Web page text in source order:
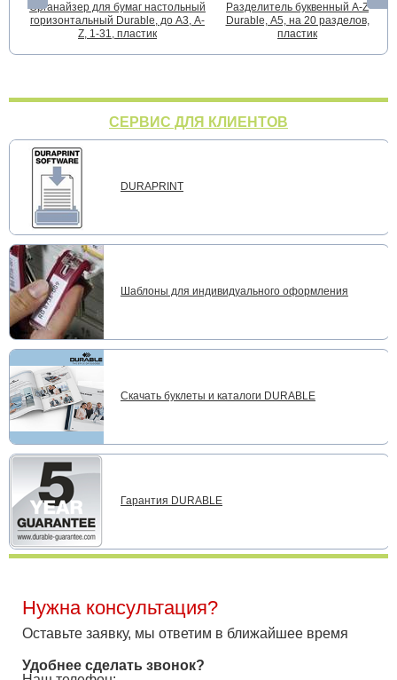
Органайзер для бумаг настольный
горизонтальный Durable, до А3, A-
Z, 1-31, пластик
Разделитель буквенный A-Z
Durable, А5, на 20 разделов,
пластик
СЕРВИС ДЛЯ КЛИЕНТОВ
DURAPRINT
Шаблоны для индивидуального оформления
Скачать буклеты и каталоги DURABLE
Гарантия DURABLE
Нужна консультация?
Оставьте заявку, мы ответим в ближайшее время
Удобнее сделать звонок?